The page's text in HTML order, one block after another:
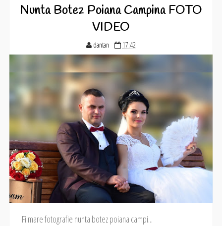
Nunta Botez Poiana Campina FOTO
VIDEO
dantan 17:42
Filmare fotografie nunta botez poiana campi...